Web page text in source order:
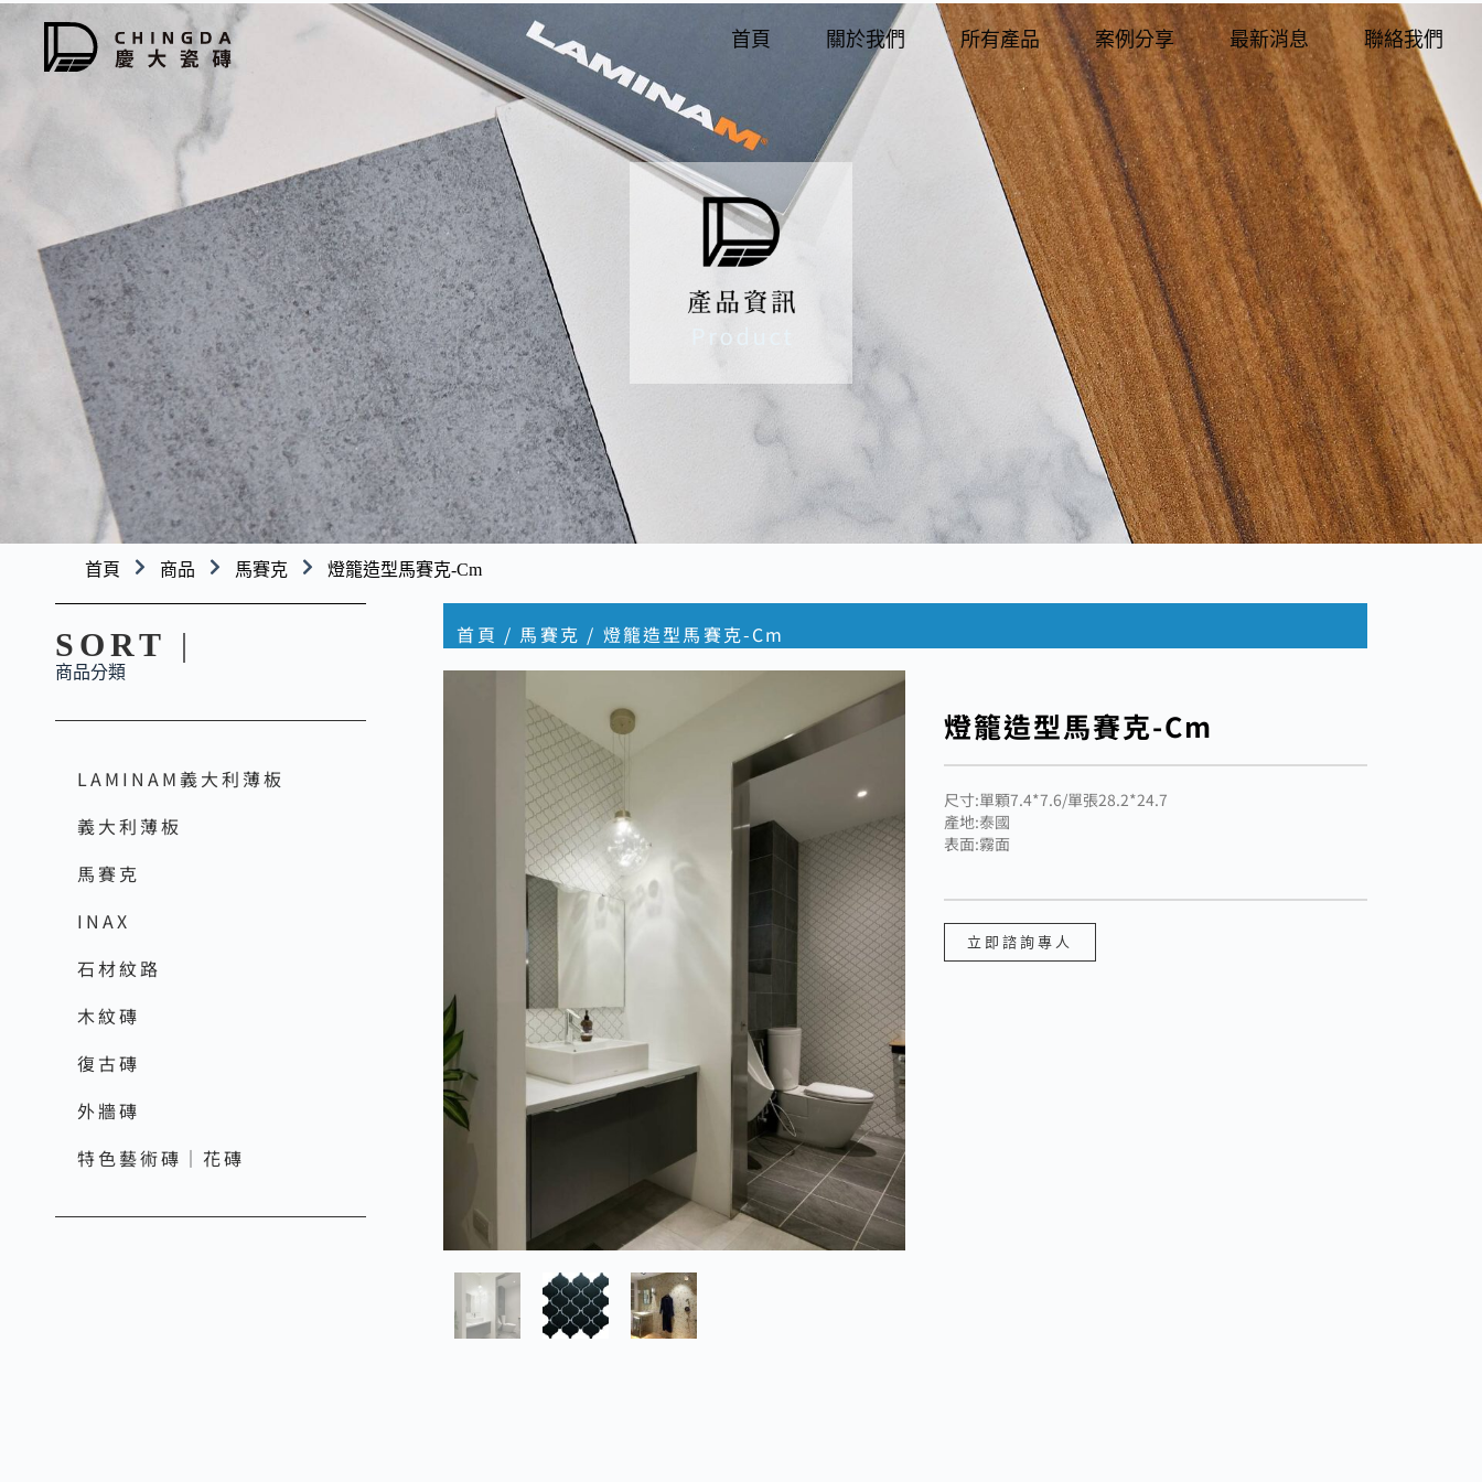
首頁 關於我們 所有產品 案例分享 最新消息 聯絡我們
首頁 商品 馬賽克 燈籠造型馬賽克-Cm
SORT |
商品分類
LAMINAM義大利薄板
義大利薄板
馬賽克
INAX
石材紋路
木紋磚
復古磚
外牆磚
特色藝術磚｜花磚
首頁 / 馬賽克 / 燈籠造型馬賽克-Cm
燈籠造型馬賽克-Cm
尺寸:單顆7.4*7.6/單張28.2*24.7
產地:泰國
表面:霧面
立即諮詢專人